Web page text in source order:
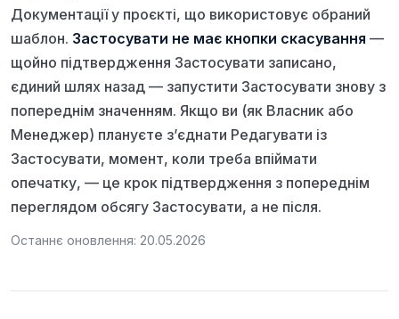
Документації у проєкті, що використовує обраний
шаблон. Застосувати не має кнопки скасування —
щойно підтвердження Застосувати записано,
єдиний шлях назад — запустити Застосувати знову з
попереднім значенням. Якщо ви (як Власник або
Менеджер) плануєте з’єднати Редагувати із
Застосувати, момент, коли треба впіймати
опечатку, — це крок підтвердження з попереднім
переглядом обсягу Застосувати, а не після.
Останнє оновлення: 20.05.2026